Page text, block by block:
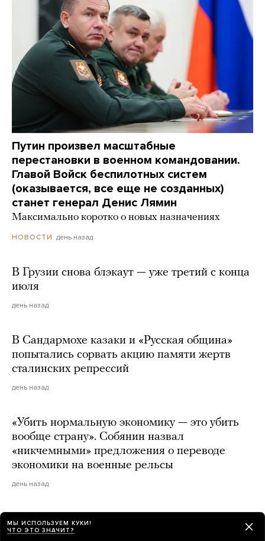
Путин произвел масштабные
перестановки в военном командовании.
Главой Войск беспилотных систем
(оказывается, все еще не созданных)
станет генерал Денис Лямин
Максимально коротко о новых назначениях
НОВОСТИ день назад
В Грузии снова блэкаут — уже третий с конца
июля
день назад
В Сандармохе казаки и «Русская община»
попытались сорвать акцию памяти жертв
сталинских репрессий
день назад
«Убить нормальную экономику — это убить
вообще страну». Собянин назвал
«никчемными» предложения о переводе
экономики на военные рельсы
день назад
МЫ ИСПОЛЬЗУЕМ КУКИ!
ЧТО ЭТО ЗНАЧИТ?